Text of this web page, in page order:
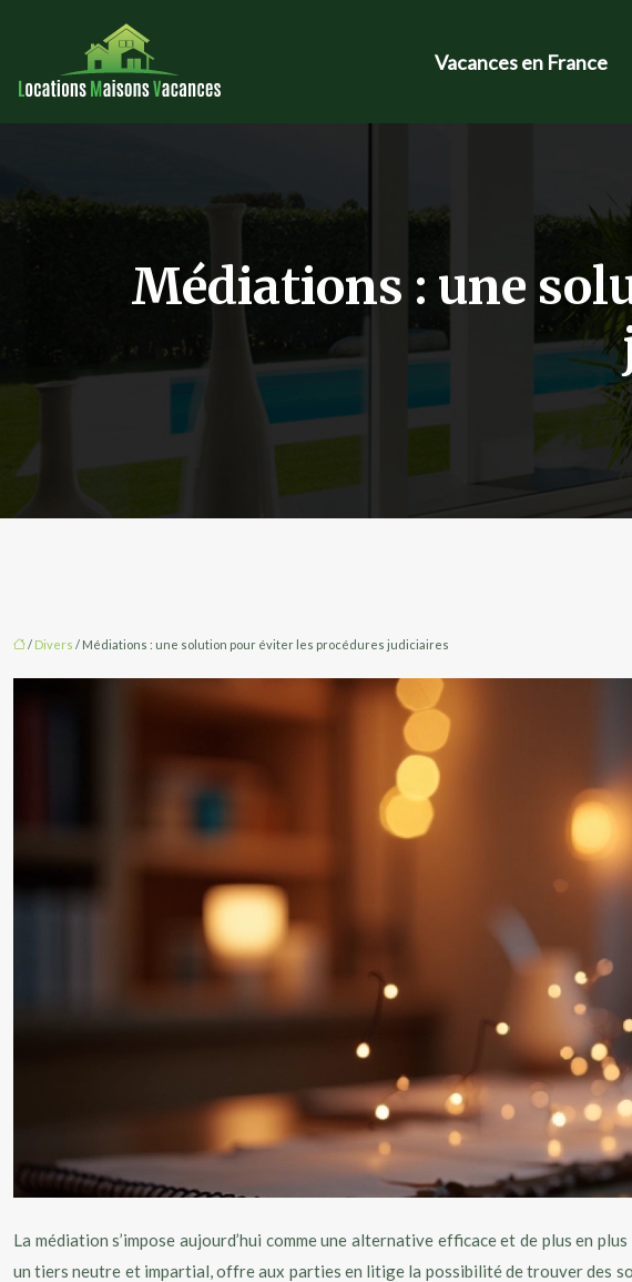
Vacances en France
Médiations : une
/ Divers / Médiations : une solution pour éviter les procédures judiciaires
La médiation s’impose aujourd’hui comme une alternative efficace et de plus en
un tiers neutre et impartial, offre aux parties en litige la possibilité de trouver des